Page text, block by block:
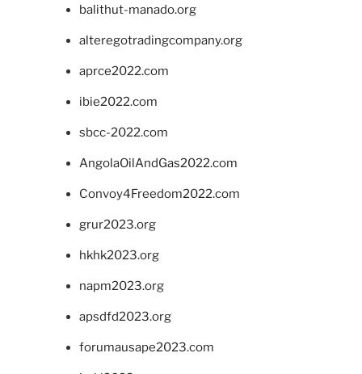
balithut-manado.org
alteregotradingcompany.org
aprce2022.com
ibie2022.com
sbcc-2022.com
AngolaOilAndGas2022.com
Convoy4Freedom2022.com
grur2023.org
hkhk2023.org
napm2023.org
apsdfd2023.org
forumausape2023.com